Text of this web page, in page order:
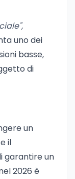
uno dei
basse,
di
un
il
garantire un
2026 è